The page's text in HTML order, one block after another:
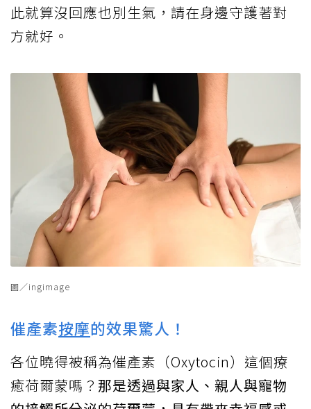
此就算沒回應也別生氣，請在身邊守護著對
方就好。
圖／ingimage
催產素按摩的效果驚人！
各位曉得被稱為催產素（Oxytocin）這個療
癒荷爾蒙嗎？ 那是透過與家人、親人與寵物